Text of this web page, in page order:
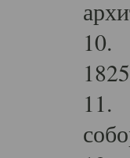
10.
11.